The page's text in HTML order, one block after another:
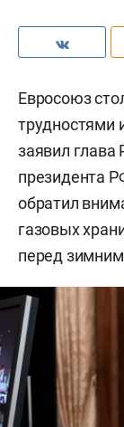
Евросоюз
трудностями
заявил
президента
обратил
газовых
перед